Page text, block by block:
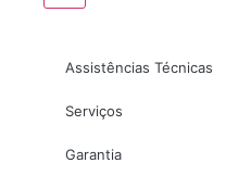
Assistências Técnicas
Serviços
Garantia